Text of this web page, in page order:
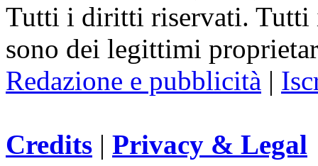
Tutti i diritti riservati. Tutti
sono dei legittimi
Redazione e pubblicità |
Credits | Privacy & Legal